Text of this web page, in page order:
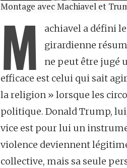
Montage avec Machiavel et
M
achiavel a défini
girardienne
ne peut être jugé
efficace est celui qui sait
la religion » lorsque les
politique. Donald Trump, lui,
vice est pour lui un
violence deviennent
collective, mais sa seule